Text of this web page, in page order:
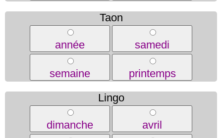
Taon
année samedi
semaine
printemps
Lingo
dimanche avril